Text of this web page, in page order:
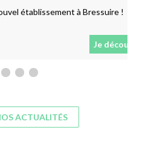
établissement à Bressuire !
Je découvre
ACTUALITÉS